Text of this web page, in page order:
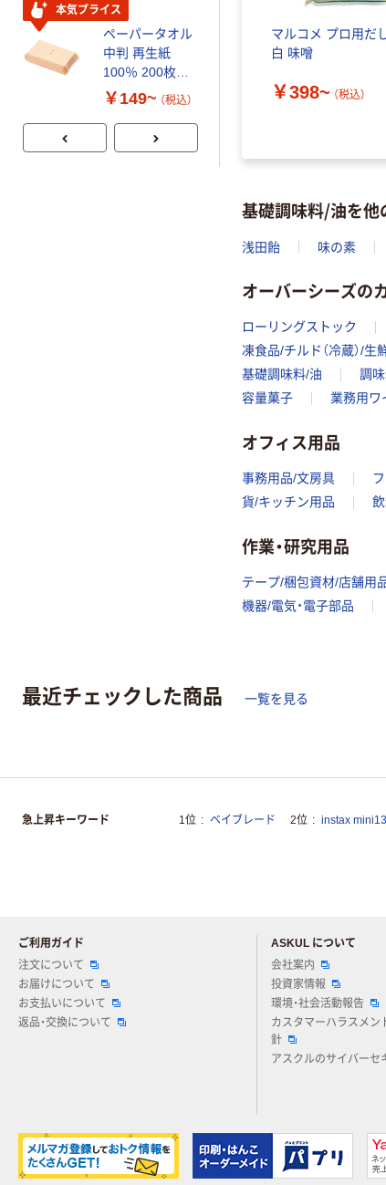
マルコメ プロ用だ
白 味噌
￥398~ （税込）
基礎調味料/油を他
浅田飴 味の素
オーバーシーズの
ローリングストック
凍食品/チルド（冷蔵）/生
基礎調味料/油
調
容量菓子
業務用ワ
オフィス用品
事務用品/文房具
貨/キッチン用品
作業・研究用品
テープ/梱包資材/店舗用
機器/電気・電子部品
証
本気プライス
ペーパータオル
中判 再生紙
100％ 200枚
FSC認証 シング
企画 オリジナル
￥149~ （税込）
証
アスクル プ
スチックグロー
し（パウダーフ
￥298~ （税込）
最近チェックした商品 一覧を見る
急上昇キーワード 1位 ベイブレード 2位 instax mini13
ご利用ガイド
注文について
お届けについて
お支払いについて
返品・交換について
ASKUL について
会社案内
投資家情報
環境・社会活動報告
カスタマーハラスメン
針
アスクルのサイバーセ